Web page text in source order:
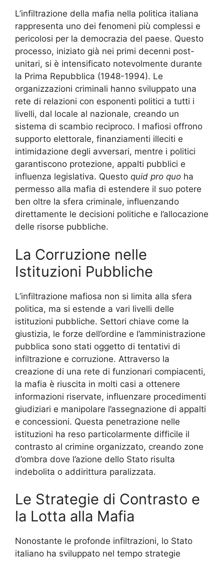
L’infiltrazione della mafia nella politica italiana
rappresenta uno dei fenomeni più complessi e
pericolosi per la democrazia del paese. Questo
processo, iniziato già nei primi decenni post-
unitari, si è intensificato notevolmente durante
la Prima Repubblica (1948-1994). Le
organizzazioni criminali hanno sviluppato una
rete di relazioni con esponenti politici a tutti i
livelli, dal locale al nazionale, creando un
sistema di scambio reciproco. I mafiosi offrono
supporto elettorale, finanziamenti illeciti e
intimidazione degli avversari, mentre i politici
garantiscono protezione, appalti pubblici e
influenza legislativa. Questo quid pro quo ha
permesso alla mafia di estendere il suo potere
ben oltre la sfera criminale, influenzando
direttamente le decisioni politiche e l’allocazione
delle risorse pubbliche.
La Corruzione nelle
Istituzioni Pubbliche
L’infiltrazione mafiosa non si limita alla sfera
politica, ma si estende a vari livelli delle
istituzioni pubbliche. Settori chiave come la
giustizia, le forze dell’ordine e l’amministrazione
pubblica sono stati oggetto di tentativi di
infiltrazione e corruzione. Attraverso la
creazione di una rete di funzionari compiacenti,
la mafia è riuscita in molti casi a ottenere
informazioni riservate, influenzare procedimenti
giudiziari e manipolare l’assegnazione di appalti
e concessioni. Questa penetrazione nelle
istituzioni ha reso particolarmente difficile il
contrasto al crimine organizzato, creando zone
d’ombra dove l’azione dello Stato risulta
indebolita o addirittura paralizzata.
Le Strategie di Contrasto e
la Lotta alla Mafia
Nonostante le profonde infiltrazioni, lo Stato
italiano ha sviluppato nel tempo strategie